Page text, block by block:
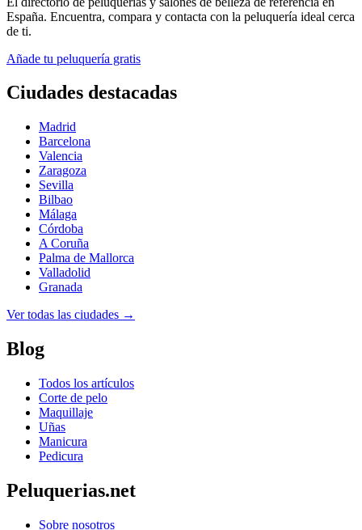
España. Encuentra, compara y contacta con la peluquería ideal cerca
de ti.
Añade tu peluquería gratis
Ciudades destacadas
Madrid
Barcelona
Valencia
Zaragoza
Sevilla
Bilbao
Málaga
Córdoba
A Coruña
Palma de Mallorca
Valladolid
Granada
Ver todas las ciudades →
Blog
Todos los artículos
Corte de pelo
Maquillaje
Uñas
Manicura
Pedicura
Peluquerias.net
Sobre nosotros